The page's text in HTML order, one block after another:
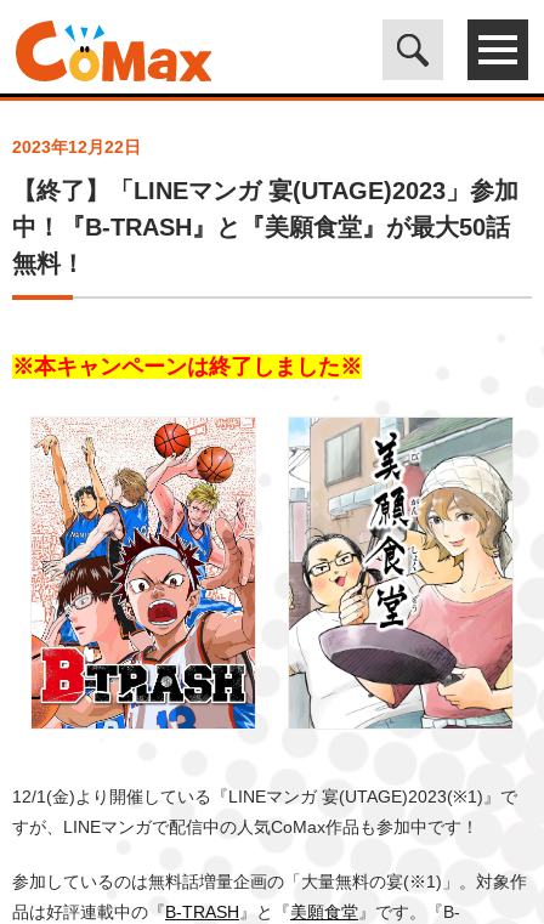
電子書籍マンガ CoMax(コマックス)公式サイト - 株式会社ICE>ト
ピックス> 【終了】「LINEマンガ 宴(UTAGE)2023」参加中！『B-
TRASH』と『美願食堂』が最大50話無料！
2023年12月22日
【終了】「LINEマンガ 宴(UTAGE)2023」参加
中！『B-TRASH』と『美願食堂』が最大50話
無料！
※本キャンペーンは終了しました※
12/1(金)より開催している『LINEマンガ 宴(UTAGE)2023(※1)』で
すが、LINEマンガで配信中の人気CoMax作品も参加中です！
参加しているのは無料話増量企画の「大量無料の宴(※1)」。対象作
品は好評連載中の『B-TRASH 』と『美願食堂』です。『B-